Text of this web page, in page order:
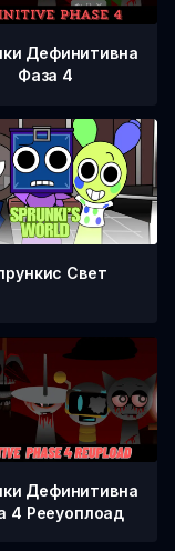
Дефинитивна
Фаза 4
Свет
Дефинитивна
4 Рееуоплоад